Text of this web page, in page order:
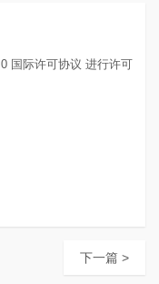
国际许可协议 进行许可
下一篇 >